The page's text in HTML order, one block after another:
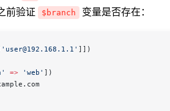
前验证 $branch 变量是否存在：
'user@192.168.1.1' ]])
=> 'web' ])